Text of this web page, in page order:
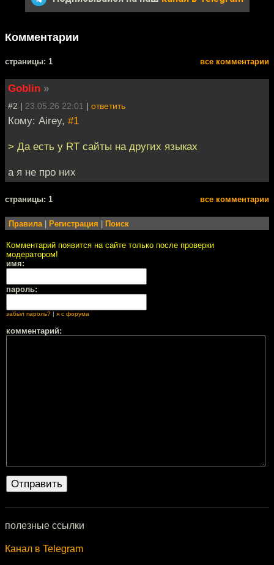
Комментарии
cтраницы: 1 все комментарии
Goblin »
#2 | 23.05.26 22:01 | ответить
Кому: Airey, #1
> Да есть у RT сайты на других языках
а я не про них
cтраницы: 1 все комментарии
Правила| Регистрация Поиск
Комментарий появится на сайте только после проверки
модератором!
имя:
пароль:
забыл пароль? я с форума
комментарий:
полезные ссылки
Канал в Telegram